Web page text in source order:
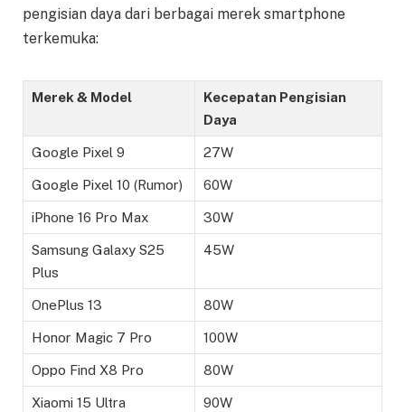
pengisian daya dari berbagai merek smartphone
terkemuka:
Merek & Model
Kecepatan Pengisian
Daya
Google Pixel 9 27W
Google Pixel 10 (Rumor) 60W
iPhone 16 Pro Max 30W
Samsung Galaxy S25
Plus
45W
OnePlus 13 80W
Honor Magic 7 Pro 100W
Oppo Find X8 Pro 80W
Xiaomi 15 Ultra 90W